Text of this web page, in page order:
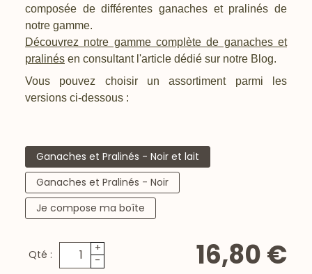
composée de différentes ganaches et pralinés de
notre gamme.
Découvrez notre gamme complète de ganaches et
pralinés en consultant l'article dédié sur notre Blog.
Vous pouvez choisir un assortiment parmi les
versions ci-dessous :
Ganaches et Pralinés - Noir et lait
Ganaches et Pralinés - Noir
Je compose ma boîte
Qté :
+
-
16,80 €